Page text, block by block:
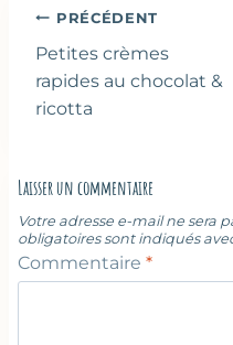
Navigation
de
l’article
PRÉCÉDENT
Petites crèmes
rapides au chocolat &
ricotta
Laisser un commentaire
Votre adresse e-mail ne sera
obligatoires sont indiqués
Commentaire *